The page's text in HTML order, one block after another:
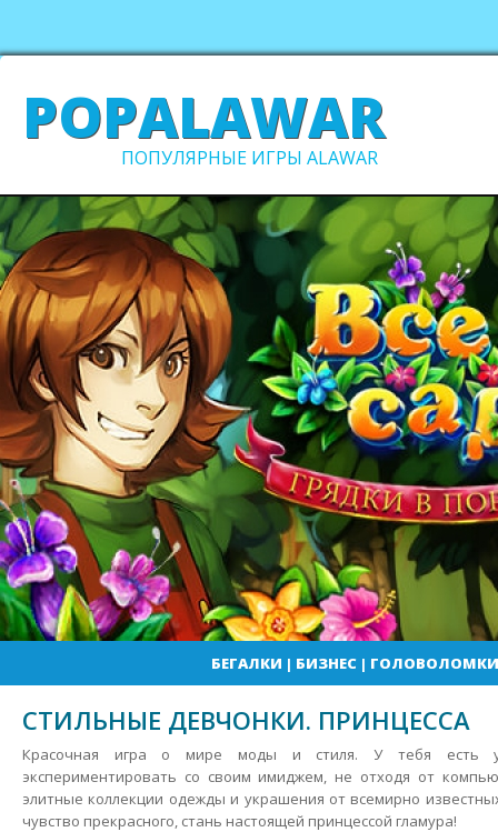
POPALAWAR
ПОПУЛЯРНЫЕ ИГРЫ ALAWAR
БЕГАЛКИ | БИЗНЕС| ГОЛОВОЛОМКИ
СТИЛЬНЫЕ ДЕВЧОНКИ. ПРИНЦЕССА
Красочная игра о мире моды и стиля. У тебя есть
экспериментировать со своим имиджем, не отходя от
элитные коллекции одежды и украшения от всемирно
чувство прекрасного, стань настоящей принцессой гламура!